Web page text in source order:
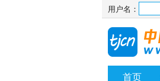
用户名：
首页